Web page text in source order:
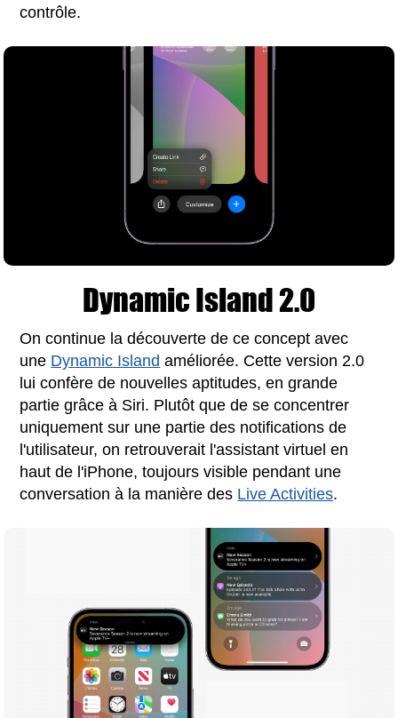
contrôle.
Dynamic Island 2.0
On continue la découverte de ce concept avec
une Dynamic Island améliorée. Cette version 2.0
lui confère de nouvelles aptitudes, en grande
partie grâce à Siri. Plutôt que de se concentrer
uniquement sur une partie des notifications de
l'utilisateur, on retrouverait l'assistant virtuel en
haut de l'iPhone, toujours visible pendant une
conversation à la manière des Live Activities.